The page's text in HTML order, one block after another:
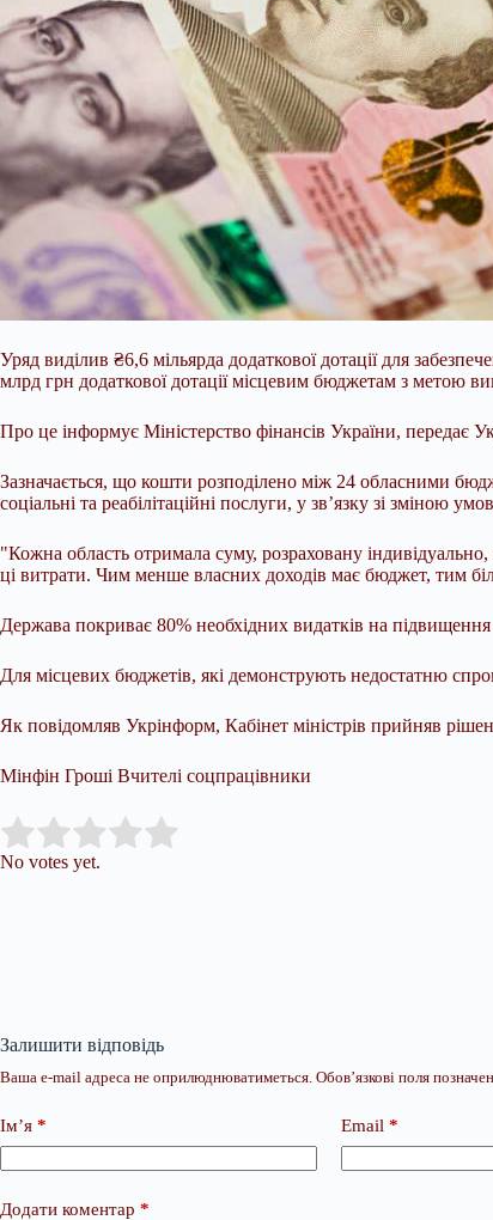
Уряд виділив ₴6,6 мільярда додаткової дотації для
млрд грн додаткової дотації місцевим бюджетам з метою
Про це інформує Міністерство фінансів України, передає
Зазначається, що кошти розподілено між 24 обласними
соціальні та реабілітаційні послуги, у зв’язку зі
"Кожна область отримала суму, розраховану
ці витрати. Чим менше власних доходів має бюджет, тим
Держава покриває 80% необхідних видатків на підвищення
Для місцевих бюджетів, які демонструють недостатню
Як повідомляв Укрінформ, Кабінет міністрів прийняв
Мінфін Гроші Вчителі соцпрацівники
Rate this item:
No votes yet.
Залишити відповідь
Ваша e-mail адреса не оприлюднюватиметься. Обов’язкові поля
Ім’я * Email *
Додати коментар *